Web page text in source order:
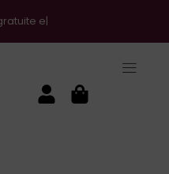
t'inscrivant à la n